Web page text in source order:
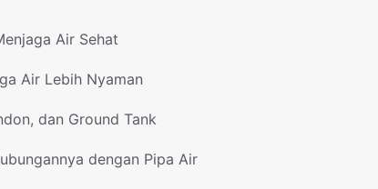
Air Sehat
Air Lebih Nyaman
dan Ground Tank
dengan Pipa Air